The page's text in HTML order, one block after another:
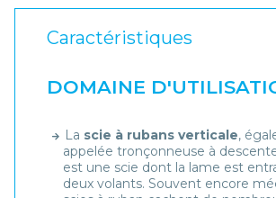
Caractéristiques
DOMAINE
La scie à rubans verticale,
appelée tronçonneuse à
est une scie dont la lame est
deux volants. Souvent encore